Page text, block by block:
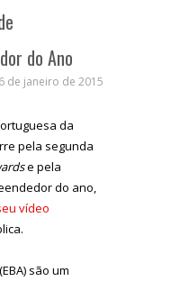
do Ano
de janeiro de 2015
da
pela segunda
e pela
do ano,
vídeo
são um